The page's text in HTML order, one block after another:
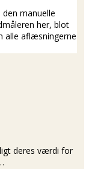
manuelle
her, blot
alle aflæsningerne
deres værdi for